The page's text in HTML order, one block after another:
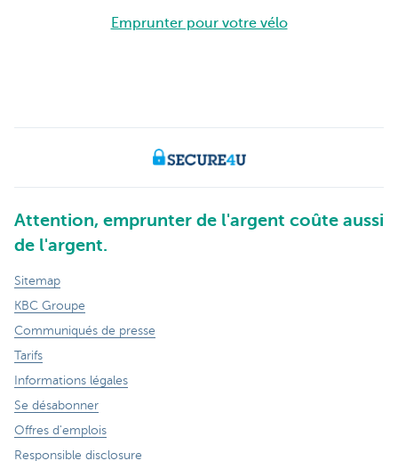
Emprunter pour votre vélo
Attention, emprunter de l'argent coûte aussi
de l'argent.
Sitemap
KBC Groupe
Communiqués de presse
Tarifs
Informations légales
Se désabonner
Offres d'emplois
Responsible disclosure